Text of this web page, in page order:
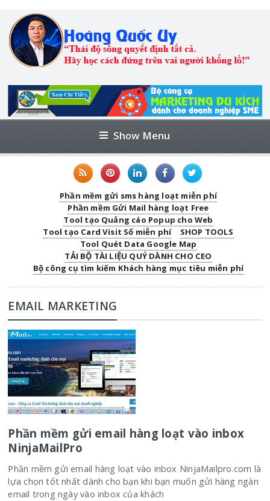
Show Menu
Phần mềm gửi sms hàng loạt miễn phí
Phần mềm Gửi Mail hàng loạt Free
Tool tạo Quảng cáo Popup cho Web
Tool tạo Card Visit Số miễn phí
SHOP TOOLS
Tool Quét Data Google Map
TẢI BỘ TÀI LIỆU QUÝ DÀNH CHO CEO
Bộ công cụ tìm kiếm Khách hàng mục tiêu miễn phí
EMAIL MARKETING
Phần mềm gửi email hàng loạt vào inbox
NinjaMailPro
Phần mềm gửi email hàng loạt vào inbox NinjaMailpro.com là
lựa chọn tốt nhất dành cho bạn khi bạn muốn gửi hàng ngàn
email trong ngày vào inbox của khách